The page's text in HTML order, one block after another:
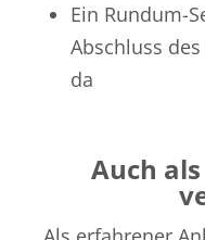
Ein Rundum-
Abschluss
da
Auch